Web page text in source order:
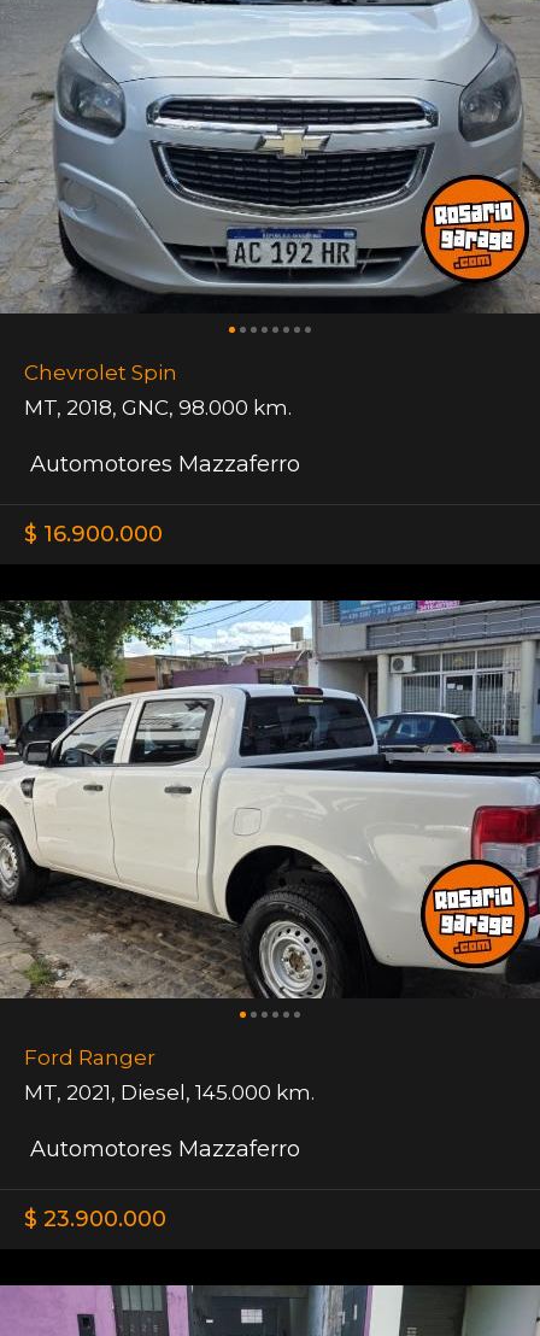
Chevrolet Spin
MT, 2018, GNC, 98.000 km.
Automotores Mazzaferro
$ 16.900.000
Ford Ranger
MT, 2021, Diesel, 145.000 km.
Automotores Mazzaferro
$ 23.900.000